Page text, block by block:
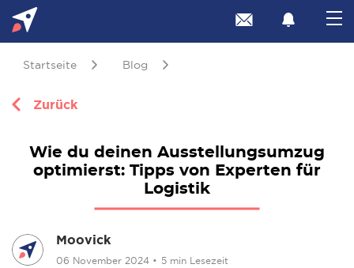
Startseite Blog
Zurück
Wie du deinen Ausstellungsumzug
optimierst: Tipps von Experten für
Logistik
Moovick
06 November 2024 • 5 min Lesezeit